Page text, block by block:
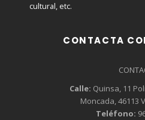
cultural, etc.
CONTACTA
Calle: Quinsa, 11
Moncada, 46113
Teléfono: